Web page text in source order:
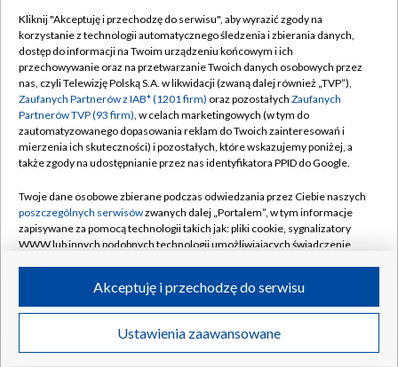
TVP
Abonament TVP
Emisja w TVP
Centrum informacji TVP
Naziemna Telewizja Cyfrowa
Rada Programowa
System NOS
Informacje o nadawcy
Program dla prasy
Ogłoszenie przetargowe
Regulamin TVP
Polityka prywatności
Moje zgody
Pomoc
Kontakt
Kanały
©2026 Telewizja Polska S.A. w likwidacji
Kliknij "Akceptuję i przechodzę do serwisu", aby wyrazić zgody na
korzystanie z technologii automatycznego śledzenia i zbierania danych,
dostęp do informacji na Twoim urządzeniu końcowym i ich
przechowywanie oraz na przetwarzanie Twoich danych osobowych przez
nas, czyli Telewizję Polską S.A. w likwidacji (zwaną dalej również „TVP”),
Zaufanych Partnerów z IAB* (1201 firm) oraz pozostałych Zaufanych
Partnerów TVP (93 firm), w celach marketingowych (w tym do
zautomatyzowanego dopasowania reklam do Twoich zainteresowań i
mierzenia ich skuteczności) i pozostałych, które wskazujemy poniżej, a
także zgody na udostępnianie przez nas identyfikatora PPID do Google.
Twoje dane osobowe zbierane podczas odwiedzania przez Ciebie naszych
poszczególnych serwisówzwanych dalej „Portalem”, w tym informacje
zapisywane za pomocą technologii takich jak: pliki cookie, sygnalizatory
WWW lub innych podobnych technologii umożliwiających świadczenie
ruchu w Internecie.
Twoje dane osobowe zbierane podczas odwiedzania przez Ciebie
poszczególnych serwisówna Portalu, takie jak adresy IP, identyfikatory
Ustawienia zaawansowane
Akceptuję i przechodzę do serwisu